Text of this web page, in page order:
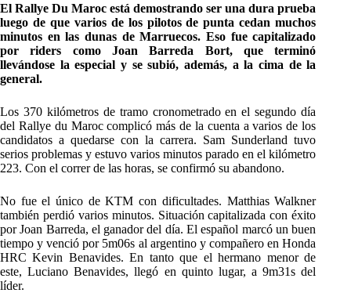
El Rallye Du Maroc está demostrando ser una dura prueba
luego de que varios de los pilotos de punta cedan muchos
minutos en las dunas de Marruecos. Eso fue capitalizado
por riders como Joan Barreda Bort, que terminó
llevándose la especial y se subió, además, a la cima de la
general.
Los 370 kilómetros de tramo cronometrado en el segundo día
del Rallye du Maroc complicó más de la cuenta a varios de los
candidatos a quedarse con la carrera. Sam Sunderland tuvo
serios problemas y estuvo varios minutos parado en el kilómetro
223. Con el correr de las horas, se confirmó su abandono.
No fue el único de KTM con dificultades. Matthias Walkner
también perdió varios minutos. Situación capitalizada con éxito
por Joan Barreda, el ganador del día. El español marcó un buen
tiempo y venció por 5m06s al argentino y compañero en Honda
HRC Kevin Benavides. En tanto que el hermano menor de
este, Luciano Benavides, llegó en quinto lugar, a 9m31s del
líder.